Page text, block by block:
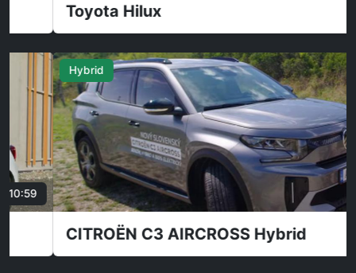
Toyota Hilux
Hybrid
CITROËN C3 AIRCROSS Hybrid